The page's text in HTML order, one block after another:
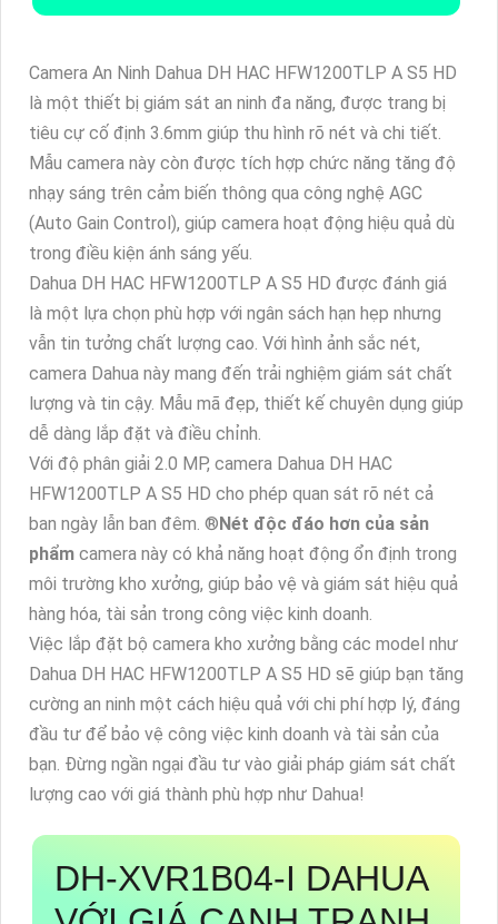
Camera An Ninh Dahua DH HAC HFW1200TLP A S5 HD
là một thiết bị giám sát an ninh đa năng, được trang bị
tiêu cự cố định 3.6mm giúp thu hình rõ nét và chi tiết.
Mẫu camera này còn được tích hợp chức năng tăng độ
nhạy sáng trên cảm biến thông qua công nghệ AGC
(Auto Gain Control), giúp camera hoạt động hiệu quả dù
trong điều kiện ánh sáng yếu.
Dahua DH HAC HFW1200TLP A S5 HD được đánh giá
là một lựa chọn phù hợp với ngân sách hạn hẹp nhưng
vẫn tin tưởng chất lượng cao. Với hình ảnh sắc nét,
camera Dahua này mang đến trải nghiệm giám sát chất
lượng và tin cậy. Mẫu mã đẹp, thiết kế chuyên dụng giúp
dễ dàng lắp đặt và điều chỉnh.
Với độ phân giải 2.0 MP, camera Dahua DH HAC
HFW1200TLP A S5 HD cho phép quan sát rõ nét cả
ban ngày lẫn ban đêm. ®️Nét độc đáo hơn của sản
phẩm camera này có khả năng hoạt động ổn định trong
môi trường kho xưởng, giúp bảo vệ và giám sát hiệu quả
hàng hóa, tài sản trong công việc kinh doanh.
Việc lắp đặt bộ camera kho xưởng bằng các model như
Dahua DH HAC HFW1200TLP A S5 HD sẽ giúp bạn tăng
cường an ninh một cách hiệu quả với chi phí hợp lý, đáng
đầu tư để bảo vệ công việc kinh doanh và tài sản của
bạn. Đừng ngần ngại đầu tư vào giải pháp giám sát chất
lượng cao với giá thành phù hợp như Dahua!
DH-XVR1B04-I DAHUA